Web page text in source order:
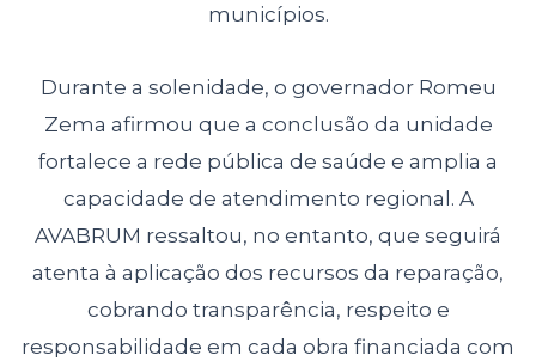
municípios.
Durante a solenidade, o governador Romeu
Zema afirmou que a conclusão da unidade
fortalece a rede pública de saúde e amplia a
capacidade de atendimento regional. A
AVABRUM ressaltou, no entanto, que seguirá
atenta à aplicação dos recursos da reparação,
cobrando transparência, respeito e
responsabilidade em cada obra financiada com